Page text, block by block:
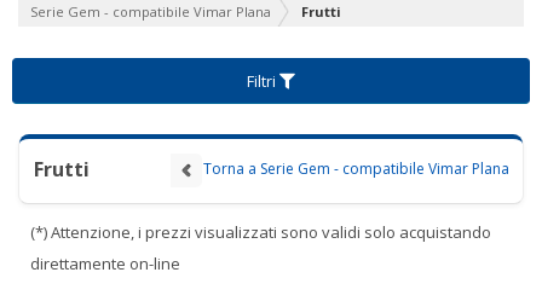
Serie Gem - compatibile Vimar Plana
Frutti
Filtri
Frutti Torna a Serie Gem - compatibile Vimar Plana
(*) Attenzione, i prezzi visualizzati sono validi solo acquistando
direttamente on-line